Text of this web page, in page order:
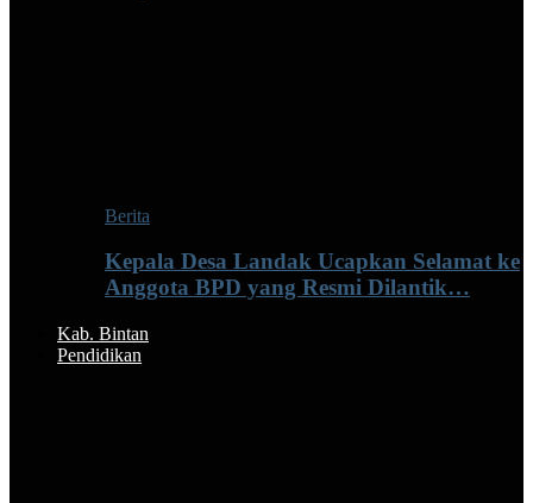
Berita
Kepala Desa Landak Ucapkan Selamat ke
Anggota BPD yang Resmi Dilantik…
Kab. Bintan
Pendidikan